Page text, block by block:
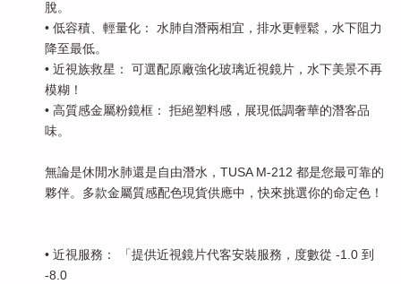
脫。
• 低容積、輕量化： 水肺自潛兩相宜，排水更輕鬆，水下阻力
降至最低。
• 近視族救星： 可選配原廠強化玻璃近視鏡片，水下美景不再
模糊！
• 高質感金屬粉鏡框： 拒絕塑料感，展現低調奢華的潛客品
味。
無論是休閒水肺還是自由潛水，TUSA M-212 都是您最可靠的
夥伴。多款金屬質感配色現貨供應中，快來挑選你的命定色！
• 近視服務： 「提供近視鏡片代客安裝服務，度數從 -1.0 到
-8.0